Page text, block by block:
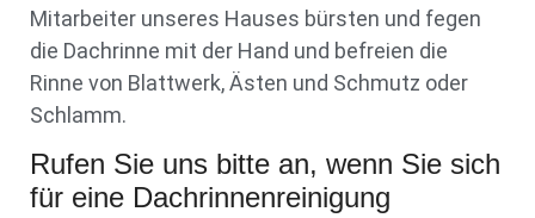
Mitarbeiter unseres Hauses bürsten und fegen
die Dachrinne mit der Hand und befreien die
Rinne von Blattwerk, Ästen und Schmutz oder
Schlamm.
Rufen Sie uns bitte an, wenn Sie sich
für eine Dachrinnenreinigung